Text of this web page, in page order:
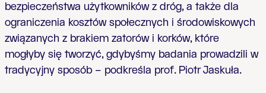
bezpieczeństwa użytkowników z dróg, a także dla
ograniczenia kosztów społecznych i środowiskowych
związanych z brakiem zatorów i korków, które
mogłyby się tworzyć, gdybyśmy badania prowadzili w
tradycyjny sposób – podkreśla prof. Piotr Jaskuła.